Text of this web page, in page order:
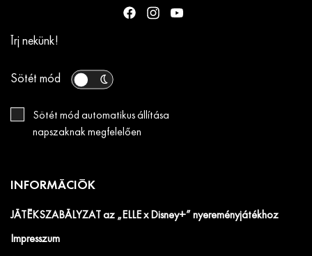
Írj nekünk!
Sötét mód
Sötét mód automatikus állítása
napszaknak megfelelően
INFORMÁCIÓK
JÁTÉKSZABÁLYZAT az „ELLE x Disney+” nyereményjátékhoz
Impresszum